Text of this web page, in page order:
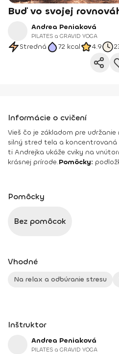
Buď vo svojej
Andrea Peniaková
PILATES a GRAVID YOGA
Stredná 72 kcal 4.9
Informácie o cvičení
Vieš čo je základom pre
silný stred tela a koncentrovaná
ti Andrejka ukáže cviky na
krásnej prírode.Pomôcky:
Pomôcky
Bez pomôcok
Vhodné
Na relax a odbúranie stresu
Inštruktor
Andrea Peniaková
PILATES a GRAVID YOGA